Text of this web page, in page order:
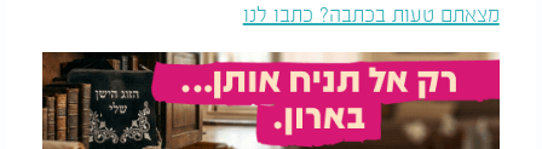
מצאתם טעות בכתבה? כתבו לנו